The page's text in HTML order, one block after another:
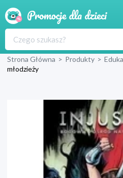
Blog
Strona Główna > Produkty >
młodzieży